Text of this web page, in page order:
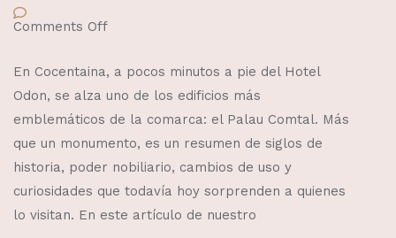
Comments Off
En Cocentaina, a pocos minutos a pie del Hotel
Odon, se alza uno de los edificios más
emblemáticos de la comarca: el Palau Comtal. Más
que un monumento, es un resumen de siglos de
historia, poder nobiliario, cambios de uso y
curiosidades que todavía hoy sorprenden a quienes
lo visitan. En este artículo de nuestro